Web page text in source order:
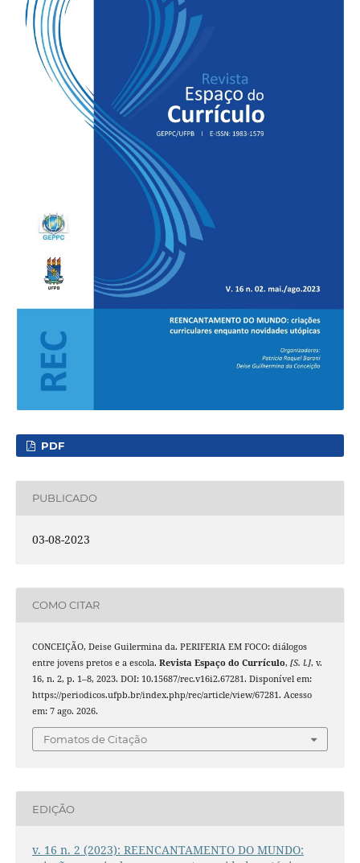
PDF
PUBLICADO
03-08-2023
COMO CITAR
CONCEIÇÃO, Deise Guilermina da. PERIFERIA EM FOCO: diálogos
entre jovens pretos e a escola. Revista Espaço do Currículo, [S. l.], v.
16, n. 2, p. 1–8, 2023. DOI: 10.15687/rec.v16i2.67281. Disponível em:
https://periodicos.ufpb.br/index.php/rec/article/view/67281. Acesso
em: 7 ago. 2026.
Fomatos de Citação
EDIÇÃO
v. 16 n. 2 (2023): REENCANTAMENTO DO MUNDO: